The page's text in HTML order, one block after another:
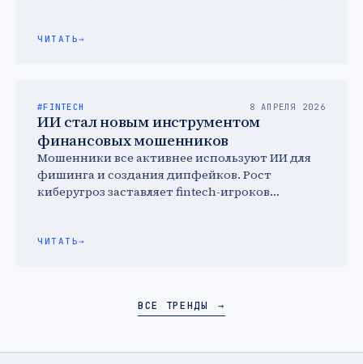
ЧИТАТЬ→
#FINTECH 8 АПРЕЛЯ 2026
ИИ стал новым инструментом
финансовых мошенников
Мошенники все активнее используют ИИ для
фишинга и создания дипфейков. Рост
киберугроз заставляет fintech-игроков
ЧИТАТЬ→
ВСЕ ТРЕНДЫ →